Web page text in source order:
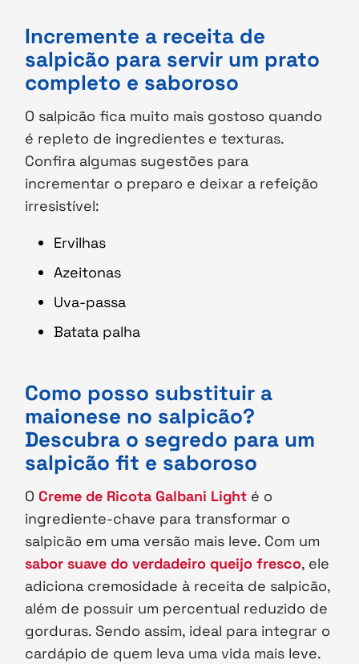
Incremente a receita de
salpicão para servir um prato
completo e saboroso
O salpicão fica muito mais gostoso quando
é repleto de ingredientes e texturas.
Confira algumas sugestões para
incrementar o preparo e deixar a refeição
irresistível:
Ervilhas
Azeitonas
Uva-passa
Batata palha
Como posso substituir a
maionese no salpicão?
Descubra o segredo para um
salpicão fit e saboroso
O Creme de Ricota Galbani Light é o
ingrediente-chave para transformar o
salpicão em uma versão mais leve. Com um
sabor suave do verdadeiro queijo fresco, ele
adiciona cremosidade à receita de salpicão,
além de possuir um percentual reduzido de
gorduras. Sendo assim, ideal para integrar o
cardápio de quem leva uma vida mais leve.